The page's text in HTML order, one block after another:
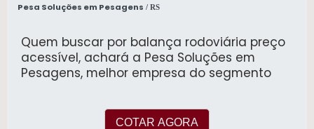
Pesa Soluções em Pesagens / RS
Quem buscar por balança rodoviária preço
acessível, achará a Pesa Soluções em
Pesagens, melhor empresa do segmento
COTAR AGORA